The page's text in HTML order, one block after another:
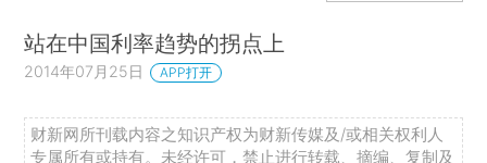
站在中国利率趋势的拐点上
2014年07月25日 APP打开
财新网所刊载内容之知识产权为财新传媒及/或相关权利人
专属所有或持有。未经许可，禁止进行转载、摘编、复制及